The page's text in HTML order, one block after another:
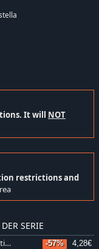
It will NOT
restrictions and
SERIE
Hyperdimension Neptunia Re;Birth3 V Generation Deluxe Pack -57% 4,28€